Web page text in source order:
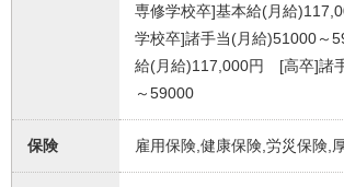
専修学校卒]基本給(月給
学校卒]諸手当(月給)51000～
給(月給)117,000円 [高卒]諸
～59000
保険 雇用保険,健康保険,労災保険,